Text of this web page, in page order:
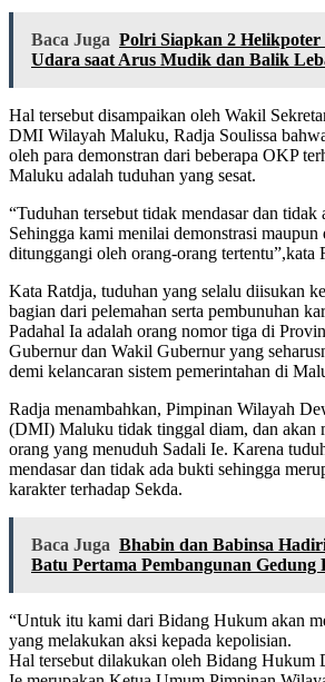
Baca Juga Polri Siapkan 2
Udara saat Arus Mudik dan Balik
Hal tersebut disampaikan oleh Wakil
DMI Wilayah Maluku, Radja Soulissa
oleh para demonstran dari beberapa OKP
Maluku adalah tuduhan yang sesat.
“Tuduhan tersebut tidak mendasar dan tidak
Sehingga kami menilai demonstrasi maupun
ditunggangi oleh orang-orang tertentu”,kata
Kata Ratdja, tuduhan yang selalu diisukan
bagian dari pelemahan serta pembunuhan
Padahal Ia adalah orang nomor tiga di
Gubernur dan Wakil Gubernur yang
demi kelancaran sistem pemerintahan di
Radja menambahkan, Pimpinan Wilayah
(DMI) Maluku tidak tinggal diam, dan akan
orang yang menuduh Sadali Ie. Karena
mendasar dan tidak ada bukti sehingga
karakter terhadap Sekda.
Baca Juga Bhabin dan Babinsa
Batu Pertama Pembangunan Gedung
“Untuk itu kami dari Bidang Hukum akan
yang melakukan aksi kepada kepolisian.
Hal tersebut dilakukan oleh Bidang Hukum